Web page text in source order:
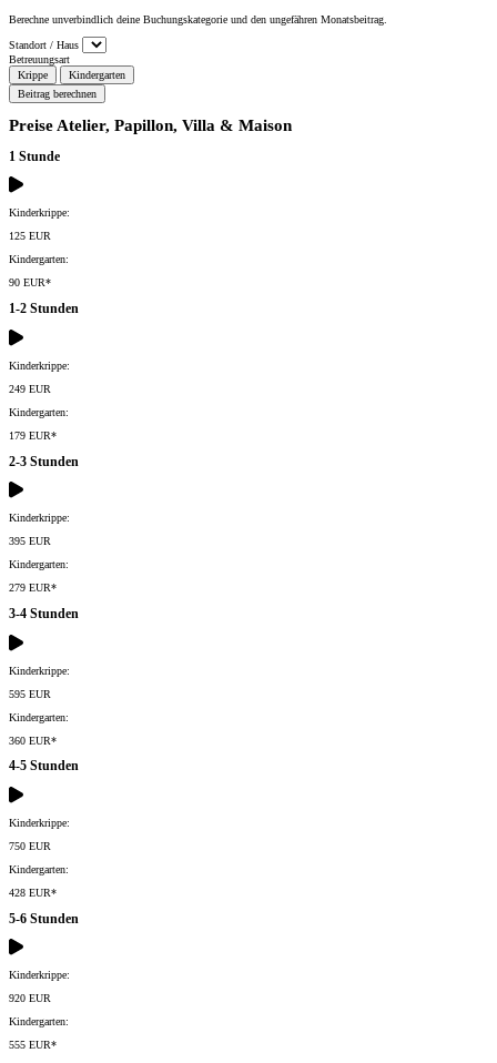
Berechne unverbindlich deine Buchungskategorie und den ungefähren Monatsbeitrag.
Standort / Haus
Betreuungsart
Krippe
Kindergarten
Beitrag berechnen
Preise Atelier, Papillon, Villa & Maison
1 Stunde
Kinderkrippe:
125 EUR
Kindergarten:
90 EUR*
1-2 Stunden
Kinderkrippe:
249 EUR
Kindergarten:
179 EUR*
2-3 Stunden
Kinderkrippe:
395 EUR
Kindergarten:
279 EUR*
3-4 Stunden
Kinderkrippe:
595 EUR
Kindergarten:
360 EUR*
4-5 Stunden
Kinderkrippe:
750 EUR
Kindergarten:
428 EUR*
5-6 Stunden
Kinderkrippe:
920 EUR
Kindergarten:
555 EUR*